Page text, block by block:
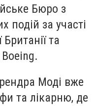
Бюро з
подій за участі
та
Моді вже
та лікарню, де